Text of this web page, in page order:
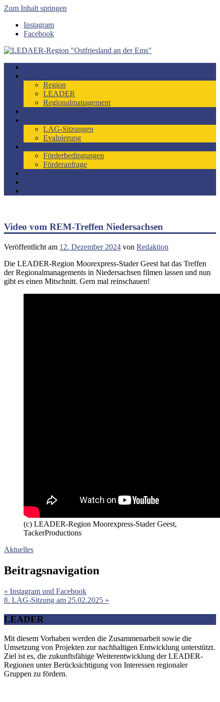
Zum Inhalt springen
Instagram
Facebook
LEDAER-Region "Ostfriesland an der Ems"
Förderzeitraum 2023-2027
Region
LEADER
Regionalmanagement
LAG-Sitzungen
Evaluierung
Förderbedingungen
Förderanfrage
Video vom REM-Treffen Niedersachsen
Veröffentlicht am 12. Dezember 2024 von Redaktion
Die LEADER-Region Moorexpress-Stader Geest hat das Treffen
der Regionalmanagements in Niedersachsen filmen lassen und nun
gibt es einen Mitschnitt. Gern mal reinschauen!
(c) LEADER-Region Moorexpress-Stader Geest,
TackerProductions
Aktuelles
Beitragsnavigation
« Instagram und Facebook
8. LAG-Sitzung am 25.02.2025 »
LEADER
Mit diesem Vorhaben werden die Zusammenarbeit sowie die
Umsetzung von Projekten zur nachhaltigen Entwicklung unterstützt.
Ziel ist es, die zukunftsfähige Weiterentwicklung der LEADER-
Regionen unter Berücksichtigung von Interessen regionaler
Gruppen zu fördern.